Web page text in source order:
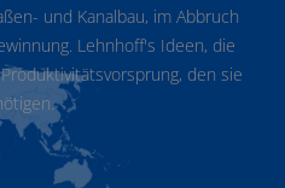
und Kanalbau, im Abbruch
Lehnhoff's Ideen, die
den sie